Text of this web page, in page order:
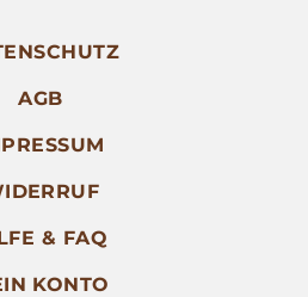
AGB
& FAQ
KONTO